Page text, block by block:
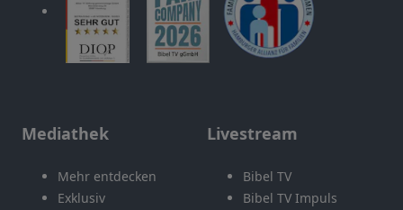
Mediathek
Mehr entdecken
Exklusiv
Livestream
Bibel TV
Bibel TV Impuls